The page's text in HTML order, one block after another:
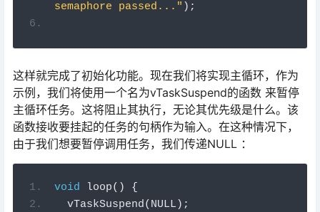
semaphore passed..." );
这样就完成了初始化功能。现在我们将实现主循环，作为
示例，我们将使用一个名为vTaskSuspend的函数 来暂停
主循环任务。这将阻止其执行，无论其优先级是什么。该
函数接收要挂起的任务的句柄作为输入。在这种情况下，
由于我们想要暂停调用任务，我们传递NULL ：
void loop()
{
vTaskSuspend( NULL );